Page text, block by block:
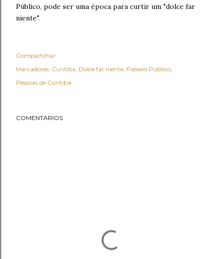
Público, pode ser uma época para curtir um "dolce far
niente".
Compartilhar
Marcadores: Curitiba Dolce far niente Passeio Público
Pessoas de Curitiba
COMENTÁRIOS